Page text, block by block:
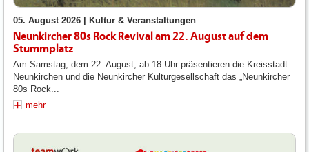
05. August 2026 | Kultur & Veranstaltungen
Neunkircher 80s Rock Revival am 22. August auf dem
Stummplatz
Am Samstag, dem 22. August, ab 18 Uhr präsentieren die Kreisstadt
Neunkirchen und die Neunkircher Kulturgesellschaft das „Neunkircher
80s Rock...
mehr